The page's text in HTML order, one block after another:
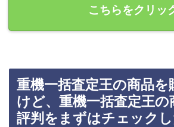
こちらをクリッ
重機一括査定王の商品を
けど、重機一括査定王の
評判をまずはチェックし